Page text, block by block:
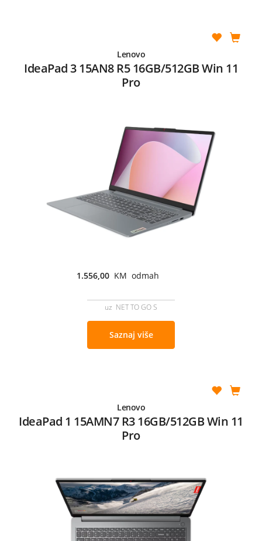
Lenovo
IdeaPad 3 15AN8 R5 16GB/512GB Win 11
Pro
1.556,00 KM odmah
uz NET TO GO S
Saznaj više
Lenovo
IdeaPad 1 15AMN7 R3 16GB/512GB Win 11
Pro